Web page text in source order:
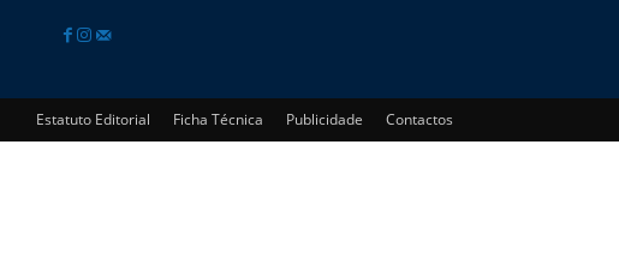
Estatuto Editorial Ficha Técnica Publicidade Contactos